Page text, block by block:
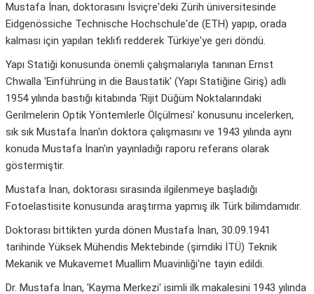
Mustafa İnan, doktorasını İsviçre'deki Zürih üniversitesinde
Eidgenössiche Technische Hochschule'de (ETH) yapıp, orada
kalması için yapılan teklifi redderek Türkiye'ye geri döndü.
Yapı Statiği konusunda önemli çalışmalarıyla tanınan Ernst
Chwalla 'Einführüng in die Baustatik' (Yapı Statiğine Giriş) adlı
1954 yılında bastığı kitabında 'Rijit Düğüm Noktalarındaki
Gerilmelerin Optik Yöntemlerle Ölçülmesi' konusunu incelerken,
sık sık Mustafa İnan'ın doktora çalışmasını ve 1943 yılında aynı
konuda Mustafa İnan'ın yayınladığı raporu referans olarak
göstermiştir.
Mustafa İnan, doktorası sırasında ilgilenmeye başladığı
Fotoelastisite konusunda araştırma yapmış ilk Türk bilimdamıdır.
Doktorası bittikten yurda dönen Mustafa İnan, 30.09.1941
tarihinde Yüksek Mühendis Mektebinde (şimdiki İTÜ) Teknik
Mekanik ve Mukavemet Muallim Muavinliği'ne tayin edildi.
Dr. Mustafa İnan, 'Kayma Merkezi' isimli ilk makalesini 1943 yılında